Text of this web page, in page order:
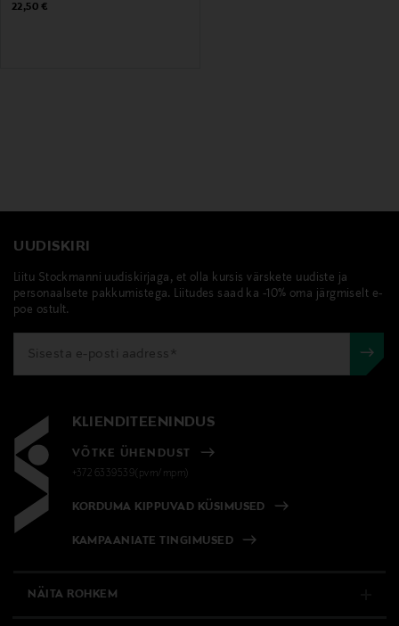
Original Price
22,50 €
UUDISKIRI
Liitu Stockmanni uudiskirjaga, et olla kursis värskete uudiste ja
personaalsete pakkumistega. Liitudes saad ka -10% oma järgmiselt e-
poe ostult.
KLIENDITEENINDUS
VÕTKE ÜHENDUST
+372 6339539(pvm/mpm)
KORDUMA KIPPUVAD KÜSIMUSED
KAMPAANIATE TINGIMUSED
NÄITA ROHKEM